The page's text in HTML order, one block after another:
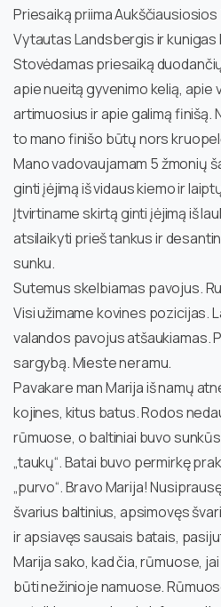
Priesaiką priima
Vytautas Landsbergis ir
Stovėdamas priesaiką
apie nueitą gyvenimo kelią, apie
artimuosius ir apie galimą finišą.
to mano finišo būtų nors
Mano vadovaujamam 5 žmonių
ginti įėjimą iš vidaus kiemo ir
Įtvirtiname skirtą ginti įėjimą iš
atsilaikyti prieš tankus ir
sunku.
Sutemus skelbiamas pavojus.
Visi užimame kovines pozicijas.
valandos pavojus atšaukiamas.
sargybą. Mieste neramu.
Pavakare man Marija iš namų
kojines, kitus batus. Rodos
rūmuose, o baltiniai buvo
„taukų“. Batai buvo permirkę
„purvo“. Bravo Marija!
švarius baltinius, apsimovęs
ir apsiavęs sausais batais,
Marija sako, kad čia, rūmuose,
būti nežinioje namuose.